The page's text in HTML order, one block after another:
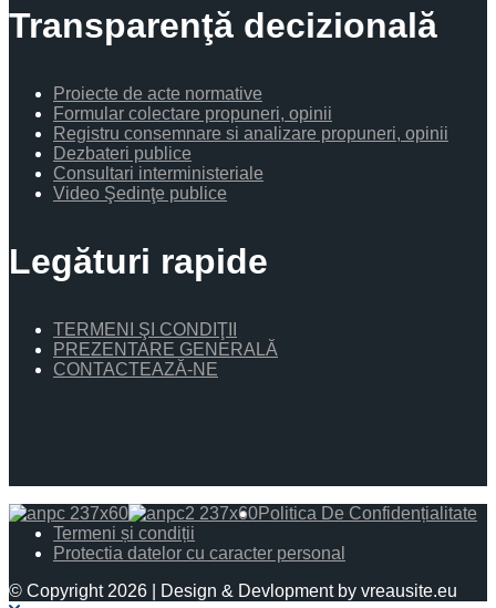
Transparenţă decizională
Proiecte de acte normative
Formular colectare propuneri, opinii
Registru consemnare si analizare propuneri, opinii
Dezbateri publice
Consultari interministeriale
Video Şedinţe publice
Legături rapide
TERMENI ŞI CONDIŢII
PREZENTARE GENERALĂ
CONTACTEAZĂ-NE
Politica De Confidențialitate
Termeni și condiții
Protectia datelor cu caracter personal
© Copyright 2026 | Design & Devlopment by vreausite.eu